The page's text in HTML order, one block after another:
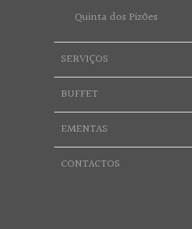
Quinta dos Pizões
SERVIÇOS
BUFFET
EMENTAS
CONTACTOS